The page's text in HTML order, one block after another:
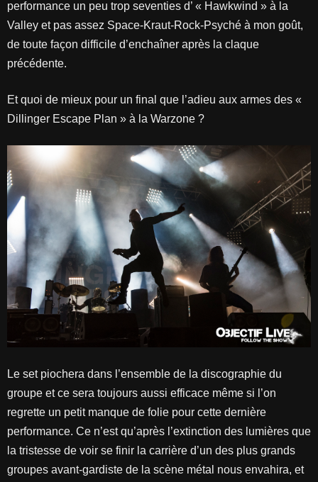
performance un peu trop seventies d’ « Hawkwind » à la
Valley et pas assez Space-Kraut-Rock-Psyché à mon goût,
de toute façon difficile d’enchaîner après la claque
précédente.
Et quoi de mieux pour un final que l’adieu aux armes des «
Dillinger Escape Plan » à la Warzone ?
Le set piochera dans l’ensemble de la discographie du
groupe et ce sera toujours aussi efficace même si l’on
regrette un petit manque de folie pour cette dernière
performance. Ce n’est qu’après l’extinction des lumières que
la tristesse de voir se finir la carrière d’un des plus grands
groupes avant-gardiste de la scène métal nous envahira, et